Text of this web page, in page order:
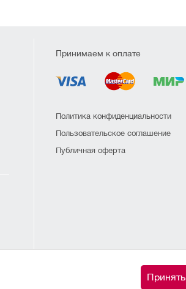
Принимаем к оплате
Политика конфиденциальности
Пользовательское соглашение
Публичная оферта
Принять